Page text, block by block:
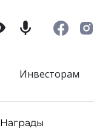
Инвесторам
Награды